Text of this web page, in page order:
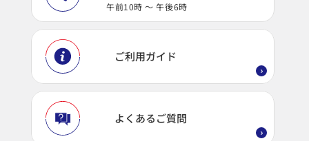
午前10時 ～ 午後6時
ご利用ガイド
よくあるご質問